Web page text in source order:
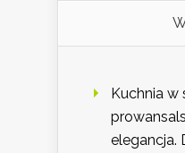
Kuchnia w
elegancja.